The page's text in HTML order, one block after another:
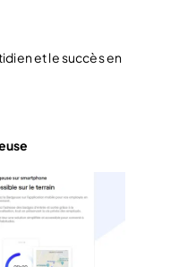
et le succès en